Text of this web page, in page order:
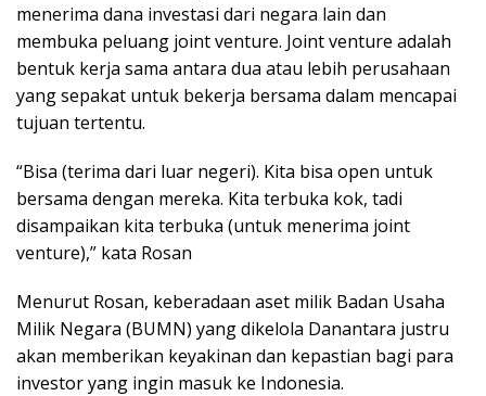
menerima dana investasi dari negara lain dan
membuka peluang joint venture. Joint venture adalah
bentuk kerja sama antara dua atau lebih perusahaan
yang sepakat untuk bekerja bersama dalam mencapai
tujuan tertentu.
“Bisa (terima dari luar negeri). Kita bisa open untuk
bersama dengan mereka. Kita terbuka kok, tadi
disampaikan kita terbuka (untuk menerima joint
venture),” kata Rosan
Menurut Rosan, keberadaan aset milik Badan Usaha
Milik Negara (BUMN) yang dikelola Danantara justru
akan memberikan keyakinan dan kepastian bagi para
investor yang ingin masuk ke Indonesia.